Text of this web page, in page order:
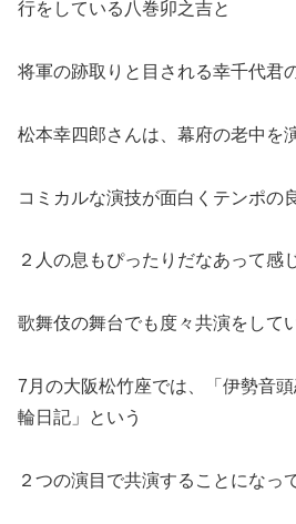
行をしている八巻卯之吉と
将軍の跡取りと目される幸千代君
松本幸四郎さんは、幕府の老中を
コミカルな演技が面白くテンポの
２人の息もぴったりだなあって感
歌舞伎の舞台でも度々共演をして
7月の大阪松竹座では、「伊勢音
輪日記」という
２つの演目で共演することになっ